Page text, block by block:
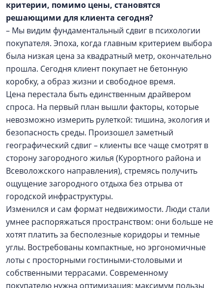
критерии, помимо цены, становятся
решающими для клиента сегодня?
– Мы видим фундаментальный сдвиг в психологии
покупателя. Эпоха, когда главным критерием выбора
была низкая цена за квадратный метр, окончательно
прошла. Сегодня клиент покупает не бетонную
коробку, а образ жизни и свободное время.
Цена перестала быть единственным драйвером
спроса. На первый план вышли факторы, которые
невозможно измерить рулеткой: тишина, экология и
безопасность среды. Произошел заметный
географический сдвиг – клиенты все чаще смотрят в
сторону загородного жилья (Курортного района и
Всеволожского направления), стремясь получить
ощущение загородного отдыха без отрыва от
городской инфраструктуры.
Изменился и сам формат недвижимости. Люди стали
умнее распоряжаться пространством: они больше не
хотят платить за бесполезные коридоры и темные
углы. Востребованы компактные, но эргономичные
лоты с просторными гостиными-столовыми и
собственными террасами. Современному
покупателю нужна оптимизация: максимум пользы